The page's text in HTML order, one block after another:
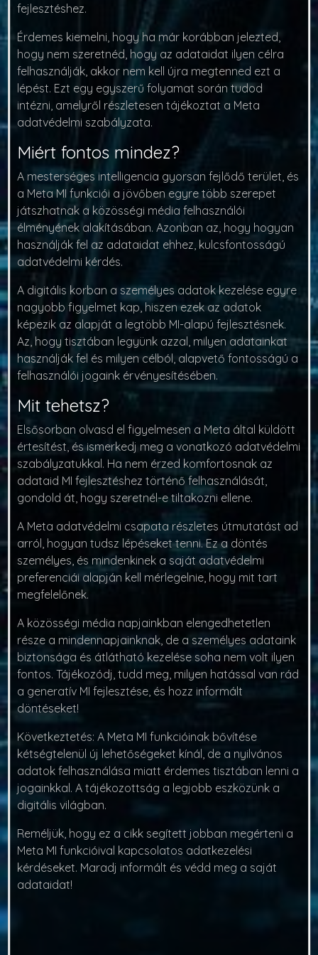
fejlesztéshez.
Érdemes kiemelni, hogy ha már korábban jelezted,
hogy nem szeretnéd, hogy az adataidat ilyen célra
felhasználják, akkor nem kell újra megtenned ezt a
lépést. Ezt egy egyszerű folyamat során tudod
intézni, amelyről részletesen tájékoztat a Meta
adatvédelmi szabályzata.
Miért fontos mindez?
A mesterséges intelligencia gyorsan fejlődő terület, és
a Meta MI funkciói a jövőben egyre több szerepet
játszhatnak a közösségi média felhasználói
élményének alakításában. Azonban az, hogy hogyan
használják fel az adataidat ehhez, kulcsfontosságú
adatvédelmi kérdés.
A digitális korban a személyes adatok kezelése egyre
nagyobb figyelmet kap, hiszen ezek az adatok
képezik az alapját a legtöbb MI-alapú fejlesztésnek.
Az, hogy tisztában legyünk azzal, milyen adatainkat
használják fel és milyen célból, alapvető fontosságú a
felhasználói jogaink érvényesítésében.
Mit tehetsz?
Elsősorban olvasd el figyelmesen a Meta által küldött
értesítést, és ismerkedj meg a vonatkozó adatvédelmi
szabályzatukkal. Ha nem érzed komfortosnak az
adataid MI fejlesztéshez történő felhasználását,
gondold át, hogy szeretnél-e tiltakozni ellene.
A Meta adatvédelmi csapata részletes útmutatást ad
arról, hogyan tudsz lépéseket tenni. Ez a döntés
személyes, és mindenkinek a saját adatvédelmi
preferenciái alapján kell mérlegelnie, hogy mit tart
megfelelőnek.
A közösségi média napjainkban elengedhetetlen
része a mindennapjainknak, de a személyes adataink
biztonsága és átlátható kezelése soha nem volt ilyen
fontos. Tájékozódj, tudd meg, milyen hatással van rád
a generatív MI fejlesztése, és hozz informált
döntéseket!
Következtetés: A Meta MI funkcióinak bővítése
kétségtelenül új lehetőségeket kínál, de a nyilvános
adatok felhasználása miatt érdemes tisztában lenni a
jogainkkal. A tájékozottság a legjobb eszközünk a
digitális világban.
Reméljük, hogy ez a cikk segített jobban megérteni a
Meta MI funkcióival kapcsolatos adatkezelési
kérdéseket. Maradj informált és védd meg a saját
adataidat!